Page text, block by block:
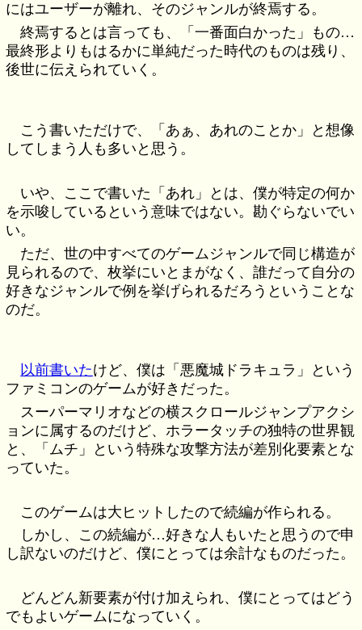
にはユーザーが離れ、そのジャンルが終焉する。
終焉するとは言っても、「一番面白かった」もの…
最終形よりもはるかに単純だった時代のものは残り、
後世に伝えられていく。
こう書いただけで、「あぁ、あれのことか」と想像
してしまう人も多いと思う。
いや、ここで書いた「あれ」とは、僕が特定の何か
を示唆しているという意味ではない。勘ぐらないでい
い。
ただ、世の中すべてのゲームジャンルで同じ構造が
見られるので、枚挙にいとまがなく、誰だって自分の
好きなジャンルで例を挙げられるだろうということな
のだ。
以前書いたけど、僕は「悪魔城ドラキュラ」という
ファミコンのゲームが好きだった。
スーパーマリオなどの横スクロールジャンプアクシ
ョンに属するのだけど、ホラータッチの独特の世界観
と、「ムチ」という特殊な攻撃方法が差別化要素とな
っていた。
このゲームは大ヒットしたので続編が作られる。
しかし、この続編が…好きな人もいたと思うので申
し訳ないのだけど、僕にとっては余計なものだった。
どんどん新要素が付け加えられ、僕にとってはどう
でもよいゲームになっていく。